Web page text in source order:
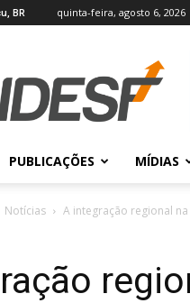
BR quinta-feira, agosto 6, 2026
PUBLICAÇÕES MÍDIAS
Notícias A integração regional